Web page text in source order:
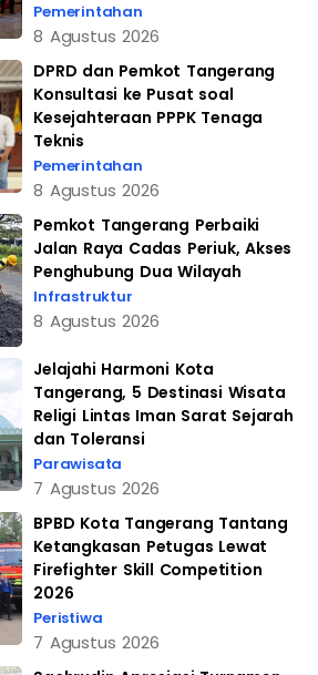
Pemerintahan
8 Agustus 2026
DPRD dan Pemkot Tangerang
Konsultasi ke Pusat soal
Kesejahteraan PPPK Tenaga
Teknis
Pemerintahan
8 Agustus 2026
Pemkot Tangerang Perbaiki
Jalan Raya Cadas Periuk, Akses
Penghubung Dua Wilayah
Infrastruktur
8 Agustus 2026
Jelajahi Harmoni Kota
Tangerang, 5 Destinasi Wisata
Religi Lintas Iman Sarat Sejarah
dan Toleransi
Parawisata
7 Agustus 2026
BPBD Kota Tangerang Tantang
Ketangkasan Petugas Lewat
Firefighter Skill Competition
2026
Peristiwa
7 Agustus 2026